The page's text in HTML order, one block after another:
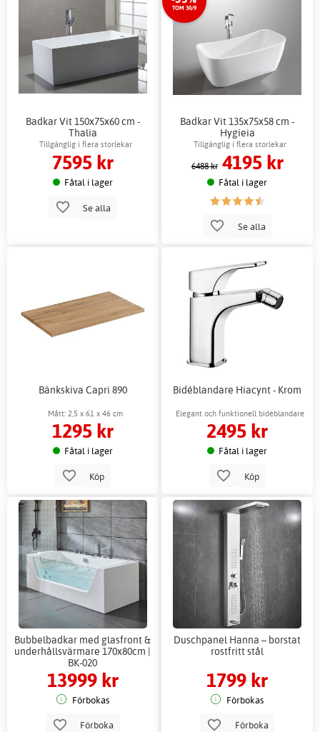
Badkar Vit 150x75x60 cm -
Thalia
Tillgänglig i flera storlekar
7595 kr
Fåtal i lager
Se alla
TOM 30/9
Badkar Vit 135x75x58 cm -
Hygieia
Tillgänglig i flera storlekar
6488 kr 4195 kr
Fåtal i lager
Se alla
Bänkskiva Capri 890
Mått: 2,5 x 61 x 46 cm
1295 kr
Fåtal i lager
Köp
Bidéblandare Hiacynt - Krom
Elegant och funktionell bidéblandare
2495 kr
Fåtal i lager
Köp
Bubbelbadkar med glasfront &
underhållsvärmare 170x80cm |
BK-020
13999 kr
Förbokas
Förboka
Duschpanel Hanna – borstat
rostfritt stål
1799 kr
Förbokas
Förboka